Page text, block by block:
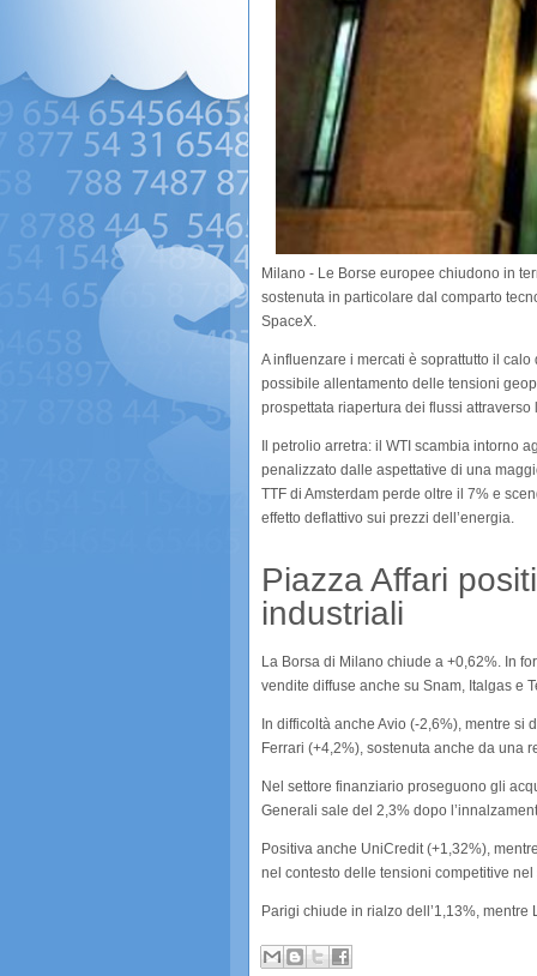
Milano - Le Borse europee chiudono in
sostenuta in particolare dal comparto
SpaceX.
A influenzare i mercati è soprattutto il
possibile allentamento delle tensioni
prospettata riapertura dei flussi attraverso
Il petrolio arretra: il WTI scambia intorno
penalizzato dalle aspettative di una
TTF di Amsterdam perde oltre il 7% e
effetto deflattivo sui prezzi dell’energia.
Piazza Affari
industriali
La Borsa di Milano chiude a +0,62%. In
vendite diffuse anche su Snam, Italgas e
In difficoltà anche Avio (-2,6%), mentre
Ferrari (+4,2%), sostenuta anche da una
Nel settore finanziario proseguono gli
Generali sale del 2,3% dopo
Positiva anche UniCredit (+1,32%),
nel contesto delle tensioni competitive nel
Parigi chiude in rialzo dell’1,13%,